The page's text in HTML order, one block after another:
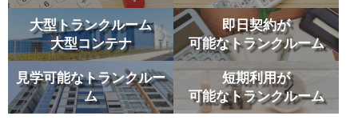
大型トランクルーム
大型コンテナ
即日契約が
可能なトランクルーム
見学可能なトランクルー
ム
短期利用が
可能なトランクルーム